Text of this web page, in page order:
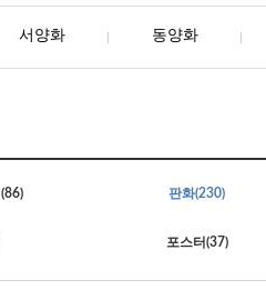
서양화 동양화
(86) 판화(230)
포스터(37)